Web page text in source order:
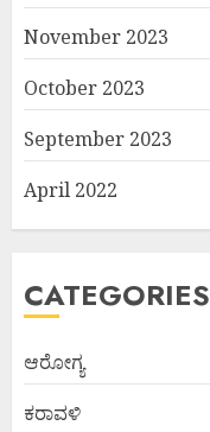
November 2023
October 2023
September 2023
April 2022
CATEGORIES
ಆರೋಗ್ಯ
ಕರಾವಳಿ